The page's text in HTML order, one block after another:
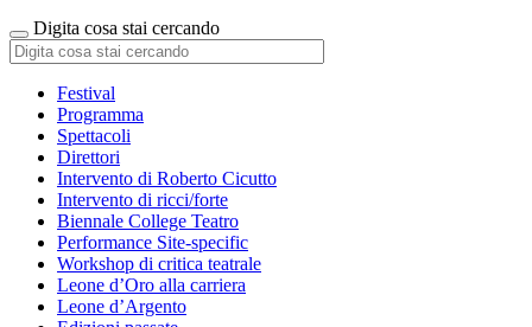
Digita cosa stai cercando
Festival
Programma
Spettacoli
Direttori
Intervento di Roberto Cicutto
Intervento di ricci/forte
Biennale College Teatro
Performance Site-specific
Workshop di critica teatrale
Leone d’Oro alla carriera
Leone d’Argento